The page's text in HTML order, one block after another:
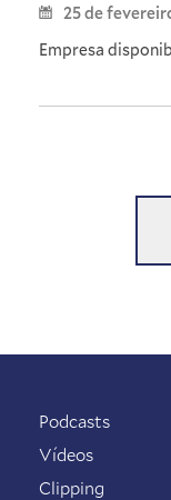
25 de
Empresa
Podcasts
Vídeos
Clipping